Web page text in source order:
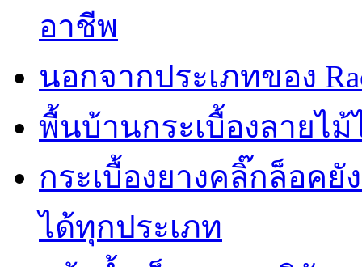
อาชีพ
นอกจากประเภทของ
พื้นบ้านกระเบื้องลายไ
กระเบื้องยางคลิ๊กล็อค
ได้ทุกประเภท